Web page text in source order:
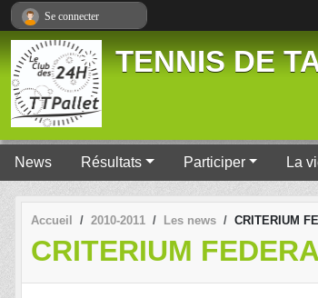
TENNIS DE
News Résultats Participer La
Accueil 2010-2011 Les news CRITERIUM
CRITERIUM
Se connecter
Panneau de gestion des cookies